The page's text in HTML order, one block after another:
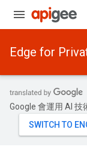
Edge for
Google 會運用 AI 技